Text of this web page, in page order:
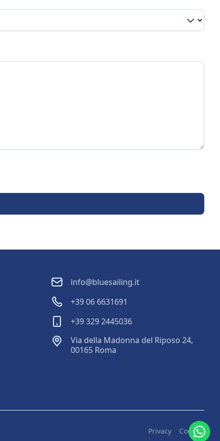
info@bluesailing.it
+39 06 6631691
+39 329 2445036
Via della Madonna del Riposo 24,
00165 Roma
Privacy Cookies